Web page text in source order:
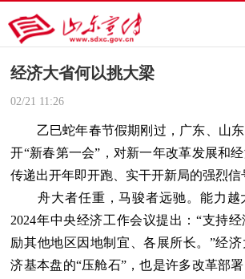
经济大省何以挑大梁
02/21 11:26
乙巳蛇年春节假期刚过，广东、山东
开“新春第一会”，对新一年改革发展和
传递出开年即开跑、实干开新局的强烈信
舟大者任重，马骏者远驰。能力越
2024年中央经济工作会议提出：“支持
励其他地区因地制宜、各展所长。”经
济基本盘的“压舱石”，也是许多改革部